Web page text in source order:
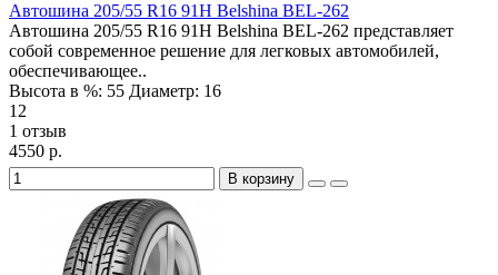
Автошина 205/55 R16 91H Belshina BEL-262
Автошина 205/55 R16 91H Belshina BEL-262 представляет
собой современное решение для легковых автомобилей,
обеспечивающее..
Высота в %: 55 Диаметр: 16
12
1 отзыв
4550 р.
В корзину